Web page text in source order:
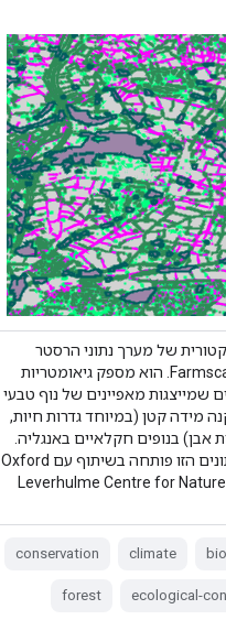
של מערך נתוני הרסטר
Farmscapes 2020. הוא מספק גיאומטריות
שמייצגות מאפיינים של נוף טבעי
מידה קטן (במיוחד גדרות חיות,
אבן) בנופים חקלאיים באנגליה.
קבוצת הנתונים הזו פותחה בשיתוף עם Oxford
Leverhulme Centre for
climate
conservation
ecological-
forest